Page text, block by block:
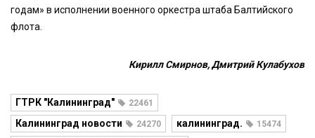
годам» в исполнении военного оркестра штаба Балтийского
флота.
Кирилл Смирнов, Дмитрий Кулабухов
ГТРК "Калининград" 22461
Калининград новости 24270 калининград. 15474